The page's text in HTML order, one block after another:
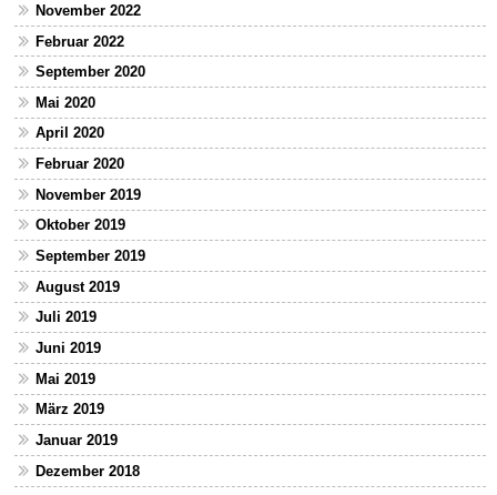
November 2022
Februar 2022
September 2020
Mai 2020
April 2020
Februar 2020
November 2019
Oktober 2019
September 2019
August 2019
Juli 2019
Juni 2019
Mai 2019
März 2019
Januar 2019
Dezember 2018